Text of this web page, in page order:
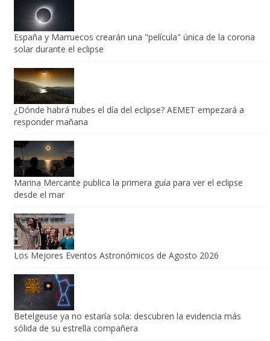
España y Marruecos crearán una "película" única de la corona
solar durante el eclipse
¿Dónde habrá nubes el día del eclipse? AEMET empezará a
responder mañana
Marina Mercante publica la primera guía para ver el eclipse
desde el mar
Los Mejores Eventos Astronómicos de Agosto 2026
Betelgeuse ya no estaría sola: descubren la evidencia más
sólida de su estrella compañera